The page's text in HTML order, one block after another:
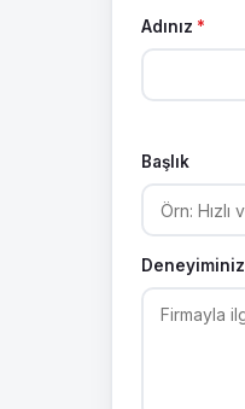
Adınız *
Başlık
Deneyiminiz